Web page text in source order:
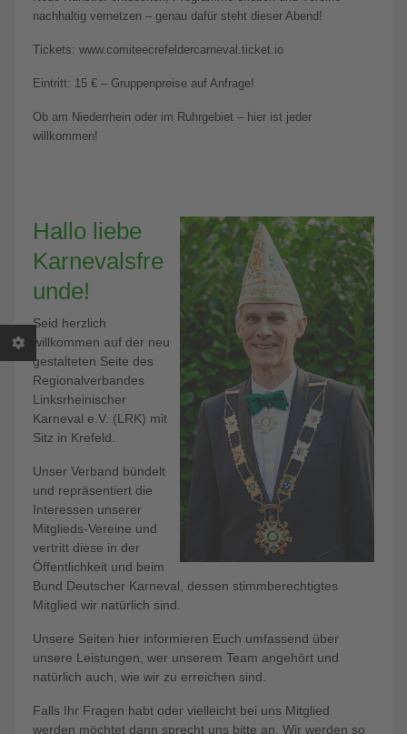
nachhaltig vernetzen – genau dafür steht dieser Abend!
Tickets: www.comiteecrefeldercarneval.ticket.io
Eintritt: 15 € – Gruppenpreise auf Anfrage!
Ob am Niederrhein oder im Ruhrgebiet – hier ist jeder
willkommen!
Hallo liebe
Karnevalsfre
unde!
Seid herzlich
willkommen auf der neu
gestalteten Seite des
Regionalverbandes
Linksrheinischer
Karneval e.V. (LRK) mit
Sitz in Krefeld.
Unser Verband bündelt
und repräsentiert die
Interessen unserer
Mitglieds-Vereine und
vertritt diese in der
Öffentlichkeit und beim
Bund Deutscher Karneval, dessen stimmberechtigtes
Mitglied wir natürlich sind.
Unsere Seiten hier informieren Euch umfassend über
unsere Leistungen, wer unserem Team angehört und
natürlich auch, wie wir zu erreichen sind.
Falls Ihr Fragen habt oder vielleicht bei uns Mitglied
werden möchtet dann sprecht uns bitte an. Wir werden so